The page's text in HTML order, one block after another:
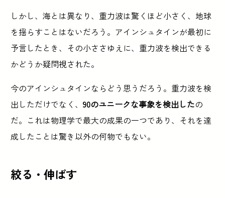
しかし、海とは異なり、重力波は驚くほど小さく、地球
を揺らすことはないだろう。アインシュタインが最初に
予言したとき、その小ささゆえに、重力波を検出できる
かどうか疑問視された。
今のアインシュタインならどう思うだろう。重力波を検
出しただけでなく、90のユニークな事象を検出したの
だ。これは物理学で最大の成果の一つであり、それを達
成したことは驚き以外の何物でもない。
絞る・伸ばす